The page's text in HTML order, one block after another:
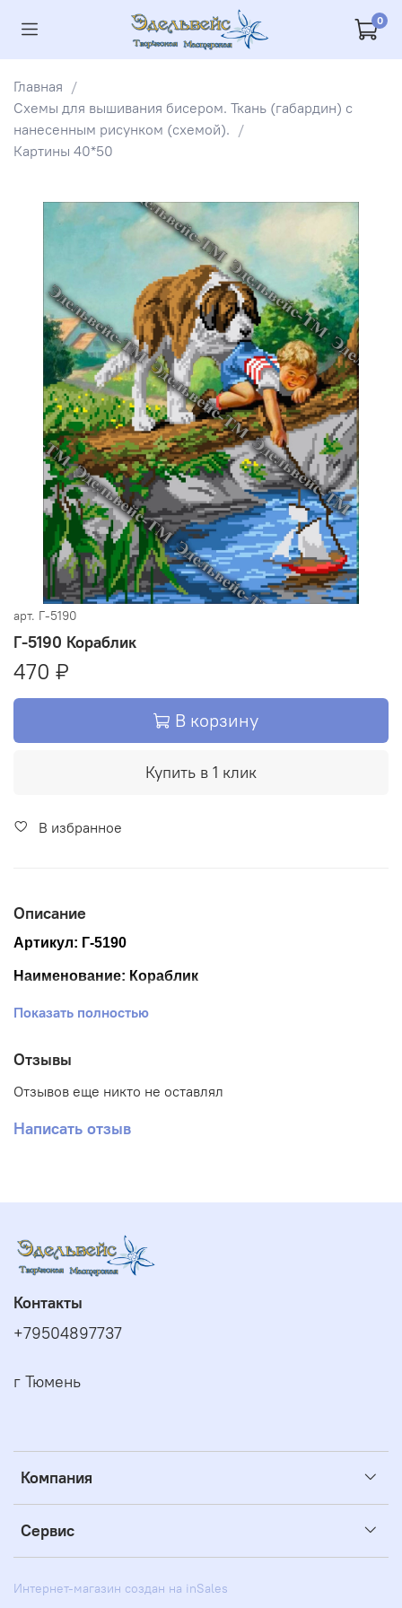
0
Главная
Схемы для вышивания бисером. Ткань (габардин) с
нанесенным рисунком (схемой).
Картины 40*50
арт. Г-5190
Г-5190 Кораблик
470 ₽
В корзину
Купить в 1 клик
В избранное
Описание
Артикул: Г-5190
Наименование: Кораблик
Размер ткани 40*50 см
Показать полностью
Отзывы
Отзывов еще никто не оставлял
Написать отзыв
Компания
Сервис
Контакты
+79504897737
г Тюмень
Интернет-магазин создан на inSales